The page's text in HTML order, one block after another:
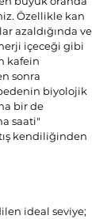
Özellikle kan
azaldığında ve
içeceği gibi
kafein
sonra
biyolojik
bir de
saati"
kendiliğinden
ideal seviye;